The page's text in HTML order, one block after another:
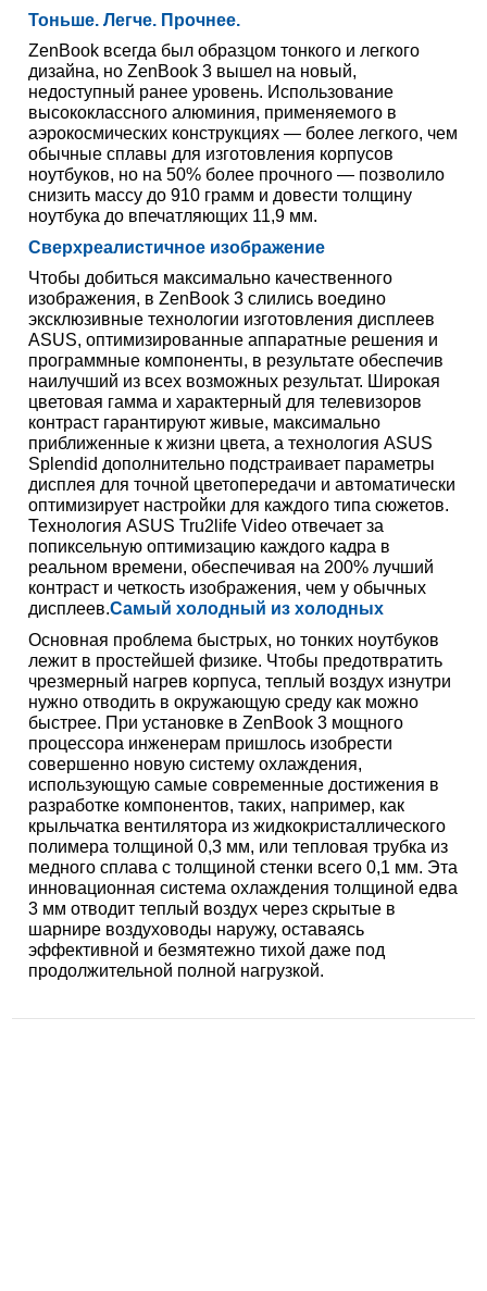
Тоньше. Легче. Прочнее.
ZenBook всегда был образцом тонкого и легкого
дизайна, но ZenBook 3 вышел на новый,
недоступный ранее уровень. Использование
высококлассного алюминия, применяемого в
аэрокосмических конструкциях — более легкого, чем
обычные сплавы для изготовления корпусов
ноутбуков, но на 50% более прочного — позволило
снизить массу до 910 грамм и довести толщину
ноутбука до впечатляющих 11,9 мм.
Сверхреалистичное изображение
Чтобы добиться максимально качественного
изображения, в ZenBook 3 слились воедино
эксклюзивные технологии изготовления дисплеев
ASUS, оптимизированные аппаратные решения и
программные компоненты, в результате обеспечив
наилучший из всех возможных результат. Широкая
цветовая гамма и характерный для телевизоров
контраст гарантируют живые, максимально
приближенные к жизни цвета, а технология ASUS
Splendid дополнительно подстраивает параметры
дисплея для точной цветопередачи и автоматически
оптимизирует настройки для каждого типа сюжетов.
Технология ASUS Tru2life Video отвечает за
попиксельную оптимизацию каждого кадра в
реальном времени, обеспечивая на 200% лучший
контраст и четкость изображения, чем у обычных
дисплеев.Самый холодный из холодных
Основная проблема быстрых, но тонких ноутбуков
лежит в простейшей физике. Чтобы предотвратить
чрезмерный нагрев корпуса, теплый воздух изнутри
нужно отводить в окружающую среду как можно
быстрее. При установке в ZenBook 3 мощного
процессора инженерам пришлось изобрести
совершенно новую систему охлаждения,
использующую самые современные достижения в
разработке компонентов, таких, например, как
крыльчатка вентилятора из жидкокристаллического
полимера толщиной 0,3 мм, или тепловая трубка из
медного сплава с толщиной стенки всего 0,1 мм. Эта
инновационная система охлаждения толщиной едва
3 мм отводит теплый воздух через скрытые в
шарнире воздуховоды наружу, оставаясь
эффективной и безмятежно тихой даже под
продолжительной полной нагрузкой.